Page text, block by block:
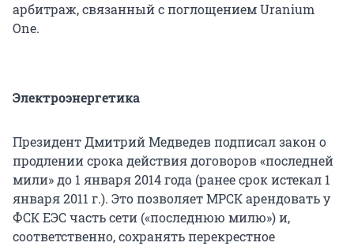
арбитраж, связанный с поглощением Uranium
One.
Электроэнергетика
Президент Дмитрий Медведев подписал закон о
продлении срока действия договоров «последней
мили» до 1 января 2014 года (ранее срок истекал 1
января 2011 г.). Это позволяет МРСК арендовать у
ФСК ЕЭС часть сети («последнюю милю») и,
соответственно, сохранять перекрестное